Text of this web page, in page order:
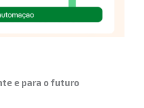
e para o futuro